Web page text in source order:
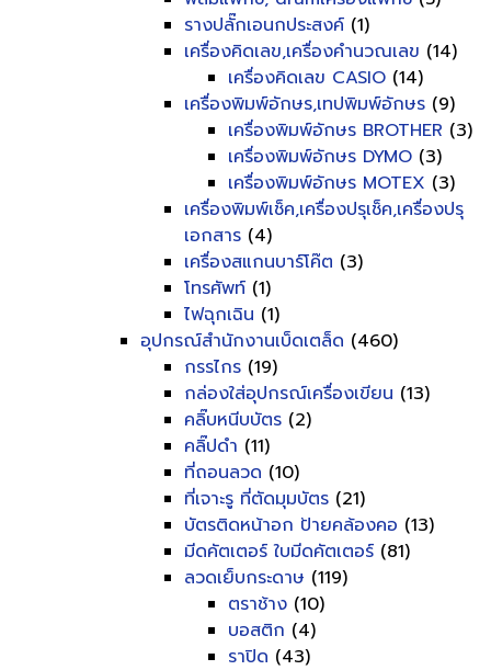
รางปลั๊กเอนกประสงค์ (1)
เครื่องคิดเลข,เครื่องคำนวณเลข (14)
เครื่องคิดเลข CASIO (14)
เครื่องพิมพ์อักษร,เทปพิมพ์อักษร (9)
เครื่องพิมพ์อักษร BROTHER (3)
เครื่องพิมพ์อักษร DYMO (3)
เครื่องพิมพ์อักษร MOTEX (3)
เครื่องพิมพ์เช็ค,เครื่องปรุเช็ค,เครื่องปรุ
เอกสาร (4)
เครื่องสแกนบาร์โค๊ต (3)
โทรศัพท์ (1)
ไฟฉุกเฉิน (1)
อุปกรณ์สำนักงานเบ็ดเตล็ด (460)
กรรไกร (19)
กล่องใส่อุปกรณ์เครื่องเขียน (13)
คลิ๊บหนีบบัตร (2)
คลิ๊ปดำ (11)
ที่ถอนลวด (10)
ที่เจาะรู ที่ตัดมุมบัตร (21)
บัตรติดหน้าอก ป้ายคล้องคอ (13)
มีดคัตเตอร์ ใบมีดคัตเตอร์ (81)
ลวดเย็บกระดาษ (119)
ตราช้าง (10)
บอสติก (4)
ราปิด (43)